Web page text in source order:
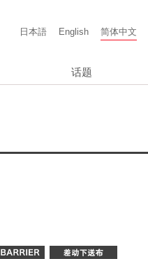
日本語 English 简体中文
话题